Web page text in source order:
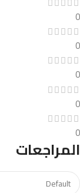
0
0
0
0
0
المراجعات